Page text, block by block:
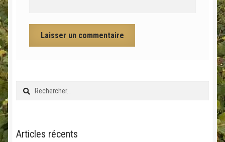
Rechercher :
Articles récents